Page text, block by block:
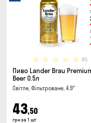
(0)
Пиво Lander Brau
Beer 0.5л
Світле, Фільтроване, 4.9°
43,50
грн за 1 шт